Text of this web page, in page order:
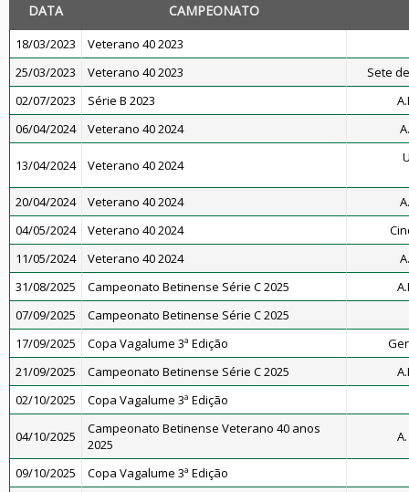
DATA CAMPEONATO
18/03/2023
Veterano 40 2023
25/03/2023
Veterano 40 2023
Sete
02/07/2023
Série B 2023
06/04/2024
Veterano 40 2024
13/04/2024 Veterano 40 2024
20/04/2024 Veterano 40 2024
04/05/2024
Veterano 40 2024
11/05/2024
Veterano 40 2024
31/08/2025
Campeonato Betinense Série C 2025
07/09/2025
Campeonato Betinense Série C 2025
17/09/2025
Copa Vagalume 3ª Edição
21/09/2025
Campeonato Betinense Série C 2025
02/10/2025
Copa Vagalume 3ª Edição
04/10/2025
Campeonato Betinense Veterano 40 anos
2025
09/10/2025
Copa Vagalume 3ª Edição